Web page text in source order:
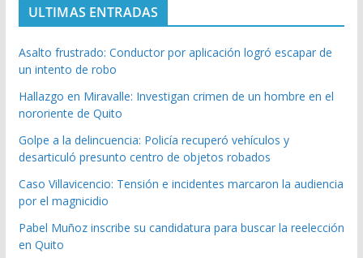
ULTIMAS ENTRADAS
Asalto frustrado: Conductor por aplicación logró escapar de
un intento de robo
Hallazgo en Miravalle: Investigan crimen de un hombre en el
nororiente de Quito
Golpe a la delincuencia: Policía recuperó vehículos y
desarticuló presunto centro de objetos robados
Caso Villavicencio: Tensión e incidentes marcaron la audiencia
por el magnicidio
Pabel Muñoz inscribe su candidatura para buscar la reelección
en Quito